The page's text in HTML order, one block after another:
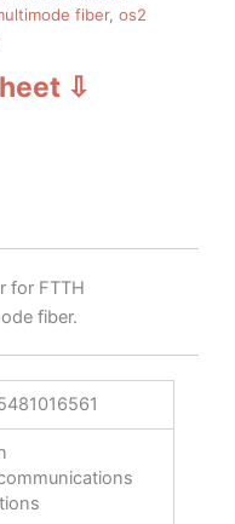
fiber,os2
⇩
for FTTH
fiber.